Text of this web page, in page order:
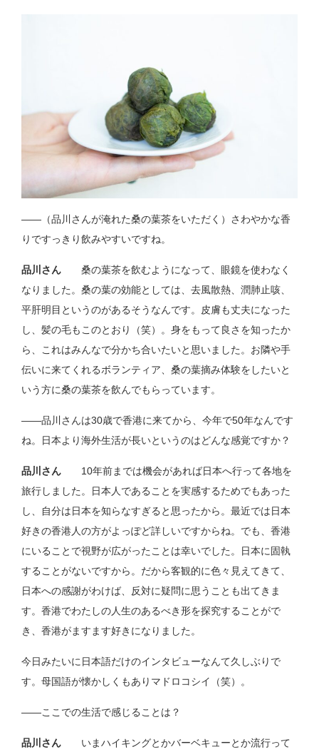
――（品川さんが淹れた桑の葉茶をいただく）さわやかな香
りですっきり飲みやすいですね。
品川さん 桑の葉茶を飲むようになって、眼鏡を使わなく
なりました。桑の葉の効能としては、去風散熱、潤肺止咳、
平肝明目というのがあるそうなんです。皮膚も丈夫になった
し、髪の毛もこのとおり（笑）。身をもって良さを知ったか
ら、これはみんなで分かち合いたいと思いました。お隣や手
伝いに来てくれるボランティア、桑の葉摘み体験をしたいと
いう方に桑の葉茶を飲んでもらっています。
――品川さんは30歳で香港に来てから、今年で50年なんです
ね。日本より海外生活が長いというのはどんな感覚ですか？
品川さん 10年前までは機会があれば日本へ行って各地を
旅行しました。日本人であることを実感するためでもあった
し、自分は日本を知らなすぎると思ったから。最近では日本
好きの香港人の方がよっぽど詳しいですからね。でも、香港
にいることで視野が広がったことは幸いでした。日本に固執
することがないですから。だから客観的に色々見えてきて、
日本への感謝がわけば、反対に疑問に思うことも出てきま
す。香港でわたしの人生のあるべき形を探究することがで
き、香港がますます好きになりました。
今日みたいに日本語だけのインタビューなんて久しぶりで
す。母国語が懐かしくもありマドロコシイ（笑）。
――ここでの生活で感じることは？
品川さん いまハイキングとかバーベキューとか流行って